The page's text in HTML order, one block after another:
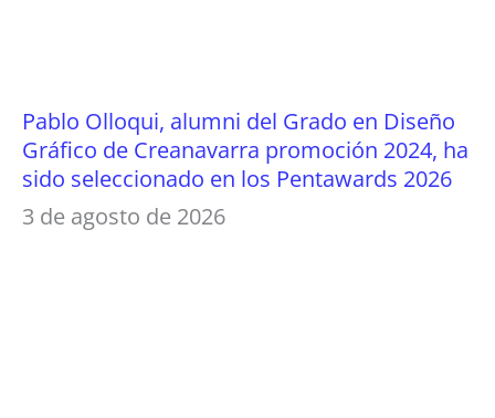
Pablo Olloqui, alumni del Grado en Diseño
Gráfico de Creanavarra promoción 2024, ha
sido seleccionado en los Pentawards 2026
3 de agosto de 2026